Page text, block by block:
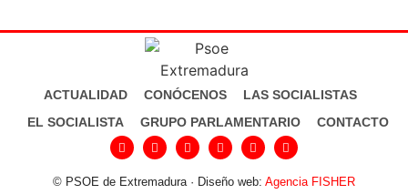
ACTUALIDAD CONÓCENOS
LAS SOCIALISTAS
EL SOCIALISTA
GRUPO PARLAMENTARIO CONTACTO
© PSOE de Extremadura · Diseño web: Agencia FISHER